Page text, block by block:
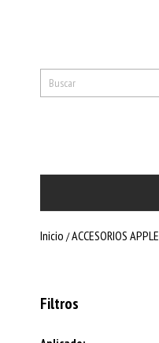
Inicio /ACCESORIOS APPLE
Filtros